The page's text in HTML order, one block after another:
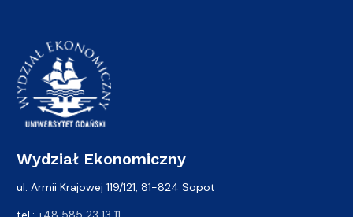
Wydział Ekonomiczny
ul. Armii Krajowej 119/121, 81-824 Sopot